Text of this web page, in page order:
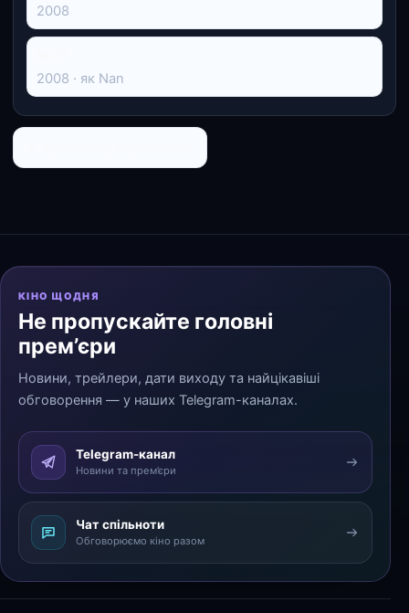
2008
2008 · як Nan
КІНО ЩОДНЯ
Не пропускайте головні
прем’єри
Новини, трейлери, дати виходу та найцікавіші
обговорення — у наших Telegram-каналах.
Telegram-канал
Новини та прем’єри
Чат спільноти
Обговорюємо кіно разом